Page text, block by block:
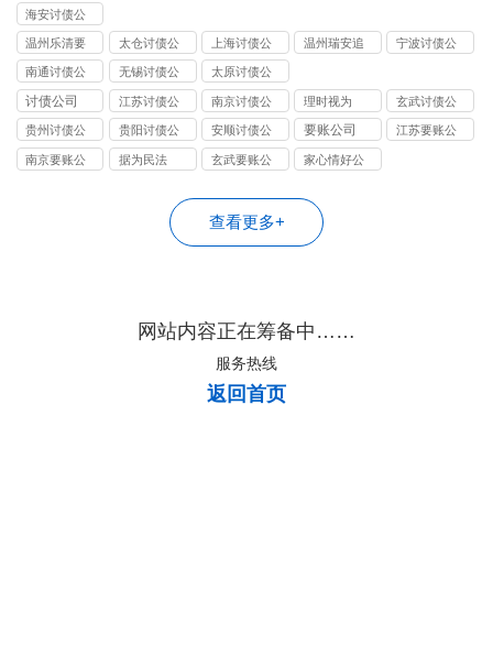
司
海安讨债公
司
温州乐清要
账公司
太仓讨债公
司
上海讨债公
司
温州瑞安追
宁波讨债公
南通讨债公
司
无锡讨债公
司
太原讨债公
司
讨债公司
江苏讨债公
司
南京讨债公
司
理时视为
玄武讨债公
司
贵州讨债公
司
贵阳讨债公
司
安顺讨债公
司
要账公司
江苏要账公
南京要账公
据为民法
玄武要账公
家心情好公
查看更多+
网站内容正在筹备中……
服务热线
返回首页